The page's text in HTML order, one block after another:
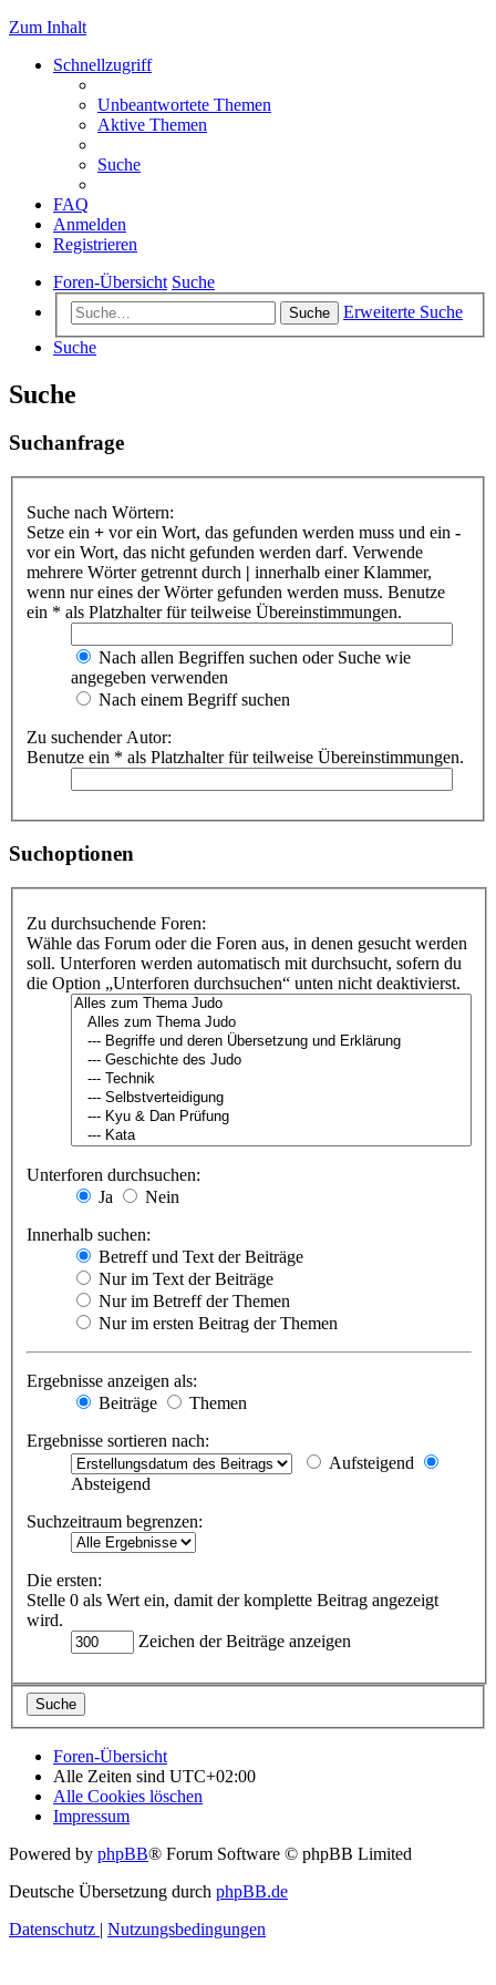
Zum Inhalt
Schnellzugriff
Unbeantwortete Themen
Aktive Themen
Suche
FAQ
Anmelden
Registrieren
Foren-Übersicht Suche
Suche
Erweiterte Suche
Suche
Suche
Suchanfrage
Suche nach Wörtern:
Setze ein + vor ein Wort, das gefunden werden muss und ein -
vor ein Wort, das nicht gefunden werden darf. Verwende
mehrere Wörter getrennt durch | innerhalb einer Klammer,
wenn nur eines der Wörter gefunden werden muss. Benutze
ein * als Platzhalter für teilweise Übereinstimmungen.
Nach allen Begriffen suchen oder Suche wie
angegeben verwenden
Nach einem Begriff suchen
Zu suchender Autor:
Benutze ein * als Platzhalter für teilweise Übereinstimmungen.
Suchoptionen
Zu durchsuchende Foren:
Wähle das Forum oder die Foren aus, in denen gesucht werden
soll. Unterforen werden automatisch mit durchsucht, sofern du
die Option „Unterforen durchsuchen“ unten nicht deaktivierst.
Unterforen durchsuchen:
Ja
Nein
Innerhalb suchen:
Betreff und Text der Beiträge
Nur im Text der Beiträge
Nur im Betreff der Themen
Nur im ersten Beitrag der Themen
Ergebnisse anzeigen als:
Beiträge
Themen
Ergebnisse sortieren nach:
Aufsteigend
Absteigend
Suchzeitraum begrenzen:
Die ersten:
Stelle 0 als Wert ein, damit der komplette Beitrag angezeigt
wird.
Zeichen der Beiträge anzeigen
Foren-Übersicht
Alle Zeiten sind UTC+02:00
Alle Cookies löschen
Impressum
Powered by phpBB® Forum Software © phpBB Limited
Deutsche Übersetzung durch phpBB.de
Datenschutz | Nutzungsbedingungen